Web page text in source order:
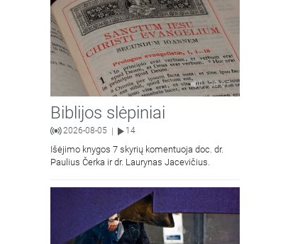
38:07
Biblijos slėpiniai
2026-08-05 14
Išėjimo knygos 7 skyrių komentuoja doc. dr.
Paulius Čerka ir dr. Laurynas Jacevičius.